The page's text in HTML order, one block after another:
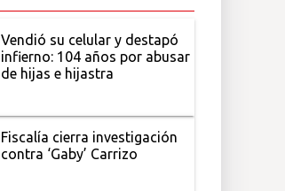
Vendió su celular y destapó
infierno: 104 años por abusar
de hijas e hijastra
Fiscalía cierra investigación
contra ‘Gaby’ Carrizo